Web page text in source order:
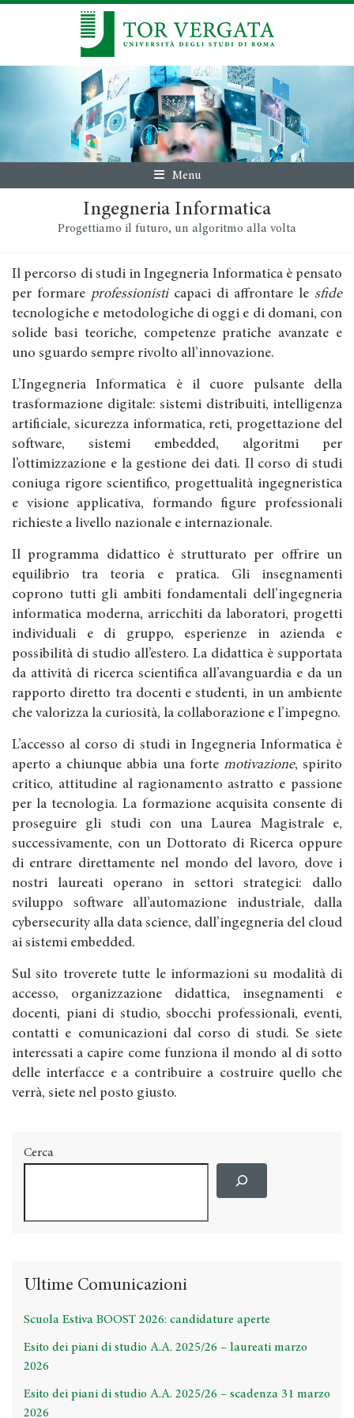
Menu
Ingegneria Informatica
Progettiamo il futuro, un algoritmo alla volta
Il percorso di studi in Ingegneria Informatica è pensato
per formare professionisticapaci di affrontare le sfide
tecnologiche e metodologiche di oggi e di domani, con
solide basi teoriche, competenze pratiche avanzate e
uno sguardo sempre rivolto all’innovazione.
L’Ingegneria Informatica è il cuore pulsante della
trasformazione digitale: sistemi distribuiti, intelligenza
artificiale, sicurezza informatica, reti, progettazione del
software, sistemi embedded, algoritmi per
l’ottimizzazione e la gestione dei dati. Il corso di studi
coniuga rigore scientifico, progettualità ingegneristica
e visione applicativa, formando figure professionali
richieste a livello nazionale e internazionale.
Il programma didattico è strutturato per offrire un
equilibrio tra teoria e pratica. Gli insegnamenti
coprono tutti gli ambiti fondamentali dell’ingegneria
informatica moderna, arricchiti da laboratori, progetti
individuali e di gruppo, esperienze in azienda e
possibilità di studio all’estero. La didattica è supportata
da attività di ricerca scientifica all’avanguardia e da un
rapporto diretto tra docenti e studenti, in un ambiente
che valorizza la curiosità, la collaborazione e l’impegno.
L’accesso al corso di studi in Ingegneria Informatica è
aperto a chiunque abbia una forte motivazione, spirito
critico, attitudine al ragionamento astratto e passione
per la tecnologia. La formazione acquisita consente di
proseguire gli studi con una Laurea Magistrale e,
successivamente, con un Dottorato di Ricerca oppure
di entrare direttamente nel mondo del lavoro, dove i
nostri laureati operano in settori strategici: dallo
sviluppo software all’automazione industriale, dalla
cybersecurity alla data science, dall’ingegneria del cloud
ai sistemi embedded.
Sul sito troverete tutte le informazioni su modalità di
accesso, organizzazione didattica, insegnamenti e
docenti, piani di studio, sbocchi professionali, eventi,
contatti e comunicazioni dal corso di studi. Se siete
interessati a capire come funziona il mondo al di sotto
delle interfacce e a contribuire a costruire quello che
verrà, siete nel posto giusto.
Cerca
Ultime Comunicazioni
Scuola Estiva BOOST 2026: candidature aperte
Esito dei piani di studio A.A. 2025/26 – laureati marzo
2026
Esito dei piani di studio A.A. 2025/26 – scadenza 31 marzo
2026